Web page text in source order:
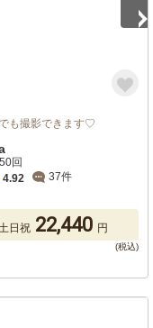
も撮影できます♡
回
4.92
37件
土日祝 22,440 円